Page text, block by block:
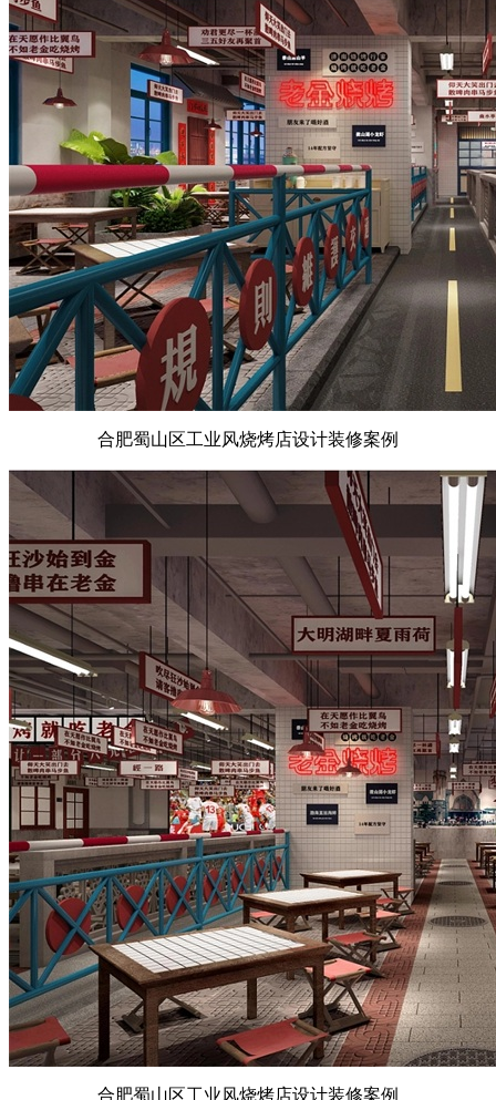
合肥蜀山区工业风烧烤店设计装修案例
合肥蜀山区工业风烧烤店设计装修案例